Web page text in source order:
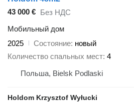
43 000 € Без НДС
Мобильный дом
2025
Состояние новый
Количество спальных мест 4
Польша, Bielsk Podlaski
Holdom Krzysztof Wyłucki